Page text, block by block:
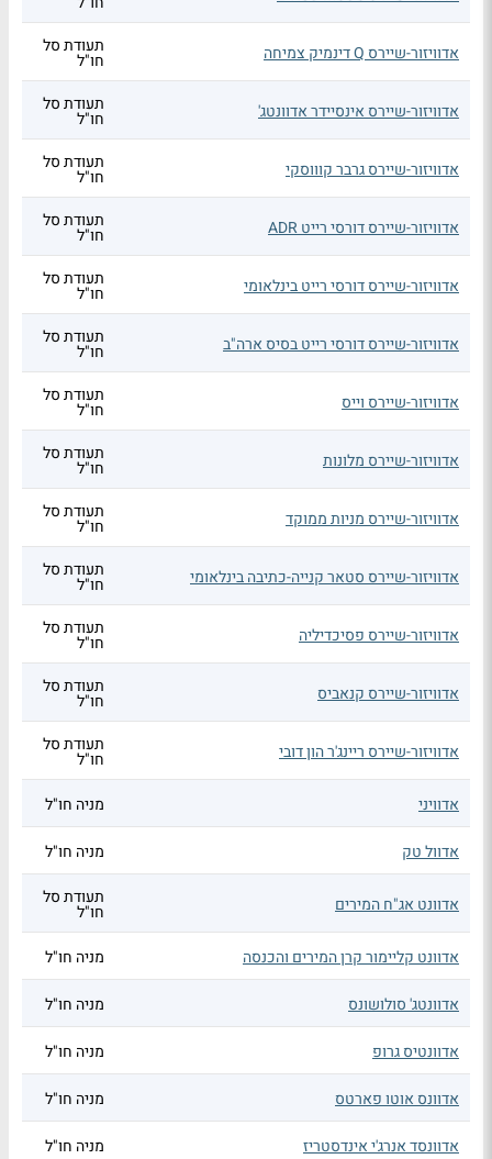
אדוויזור-שיירס Q דינמיק צמיחה תעודת סל
חו"ל
אדוויזור-שיירס אינסיידר אדוונטג' תעודת סל
חו"ל
אדוויזור-שיירס גרבר קוווסקי תעודת סל
חו"ל
אדוויזור-שיירס דורסי רייט ADR תעודת סל
חו"ל
אדוויזור-שיירס דורסי רייט בינלאומי תעודת סל
חו"ל
אדוויזור-שיירס דורסי רייט בסיס ארה"ב תעודת סל
חו"ל
אדוויזור-שיירס וייס תעודת סל
חו"ל
אדוויזור-שיירס מלונות תעודת סל
חו"ל
אדוויזור-שיירס מניות ממוקד תעודת סל
חו"ל
אדוויזור-שיירס סטאר קנייה-כתיבה בינלאומי תעודת סל
חו"ל
אדוויזור-שיירס פסיכדיליה תעודת סל
חו"ל
אדוויזור-שיירס קנאביס תעודת סל
חו"ל
אדוויזור-שיירס ריינג'ר הון דובי תעודת סל
חו"ל
אדוויני
מניה חו"ל
אדוול טק מניה חו"ל
אדוונט אג"ח המירים תעודת סל
חו"ל
אדוונט קליימור קרן המירים והכנסה
מניה חו"ל
אדוונטג' סולושונס מניה חו"ל
אדוונטיס גרופ מניה חו"ל
אדוונס אוטו פארטס מניה חו"ל
אדוונסד אנרג'י אינדסטריז מניה חו"ל